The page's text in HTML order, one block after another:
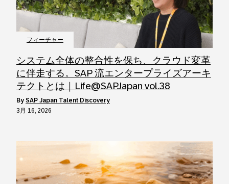
フィーチャー
システム全体の整合性を保ち、クラウド変革
に伴走する。SAP 流エンタープライズアーキ
テクトとは｜Life@SAPJapan vol.38
by SAP Japan Talent Discovery
3月 16, 2026